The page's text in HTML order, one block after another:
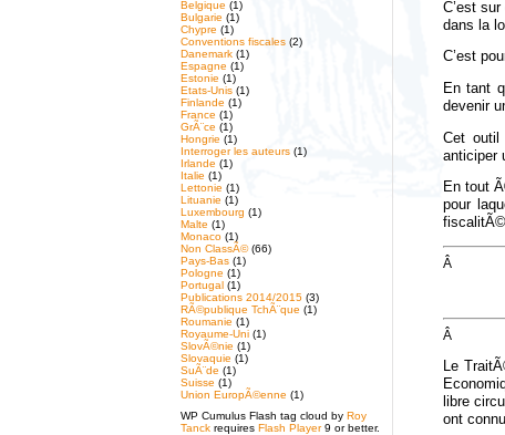
Belgique (1)
Bulgarie (1)
Chypre (1)
Conventions fiscales (2)
Danemark (1)
Espagne (1)
Estonie (1)
Etats-Unis (1)
Finlande (1)
France (1)
GrÃ¨ce (1)
Hongrie (1)
Interroger les auteurs (1)
Irlande (1)
Italie (1)
Lettonie (1)
Lituanie (1)
Luxembourg (1)
Malte (1)
Monaco (1)
Non ClassÃ©(66)
Pays-Bas (1)
Pologne (1)
Portugal (1)
Publications 2014/2015 (3)
RÃ©publique TchÃ¨que (1)
Roumanie (1)
Royaume-Uni (1)
SlovÃ©nie (1)
Slovaquie (1)
SuÃ¨de (1)
Suisse (1)
Union EuropÃ©enne (1)
WP Cumulus Flash tag cloud by Roy
Tanck requires Flash Player9 or better.
C’est
dans la
C’est
En tant
devenir
Cet outil
anticiper
En tout
pour
Â
Â
Le
libre
ont